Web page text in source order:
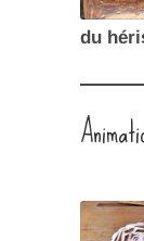
du